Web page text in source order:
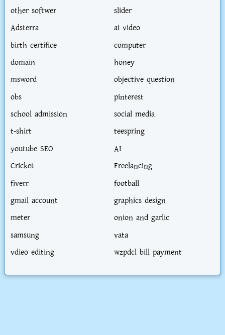
other softwer
slider
Adsterra
ai video
birth certifice
computer
domain
honey
msword
objective question
obs
pinterest
school admission
social media
t-shirt
teespring
youtube SEO
AI
Cricket
Freelancing
fiverr
football
gmail account
graphics design
meter
onion and garlic
samsung
vata
vdieo editing
wzpdcl bill payment